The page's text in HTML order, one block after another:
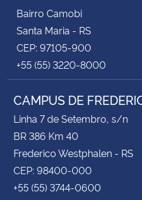
Bairro Camobi
Santa Maria - RS
CEP: 97105-900
+55 (55) 3220-8000
CAMPUS DE
Linha 7 de Setembro, s/n
BR 386 Km 40
Frederico Westphalen - RS
CEP: 98400-000
+55 (55) 3744-0600